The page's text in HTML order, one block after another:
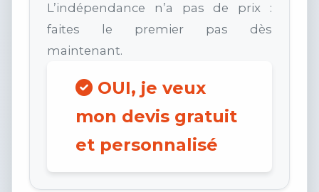
L’indépendance n’a pas de prix :
faites le premier pas dès
maintenant.
OUI, je veux
mon devis gratuit
et personnalisé